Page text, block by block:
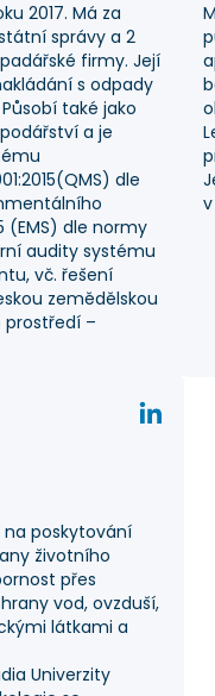
2017. Má za
správy a 2
firmy. Její
s odpady
také jako
a je
dle
(EMS) dle normy
audity systému
vč. řešení
zemědělskou
prostředí –
na poskytování
životního
přes
vod, ovzduší,
látkami a
Univerzity